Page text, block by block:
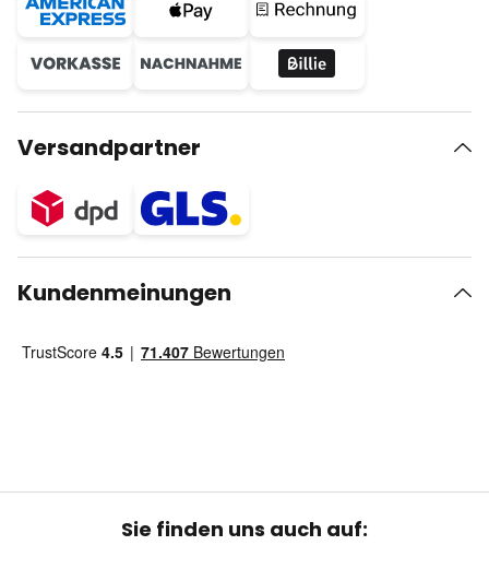
Versandpartner
Kundenmeinungen
Sie finden uns auch auf: